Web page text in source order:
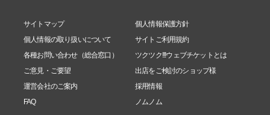
サイトマップ
個人情報保護方針
個人情報の取り扱いについて
サイトご利用規約
各種お問い合わせ（総合窓口）
ツクツク!!!ウェブチケットとは
ご意見・ご要望
出店をご検討のショップ様
運営会社のご案内
採用情報
FAQ
ノムノム